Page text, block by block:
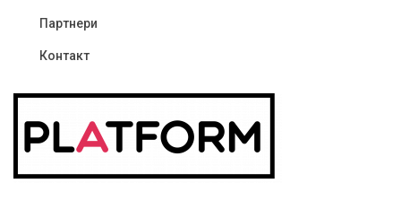
Партнери
Контакт